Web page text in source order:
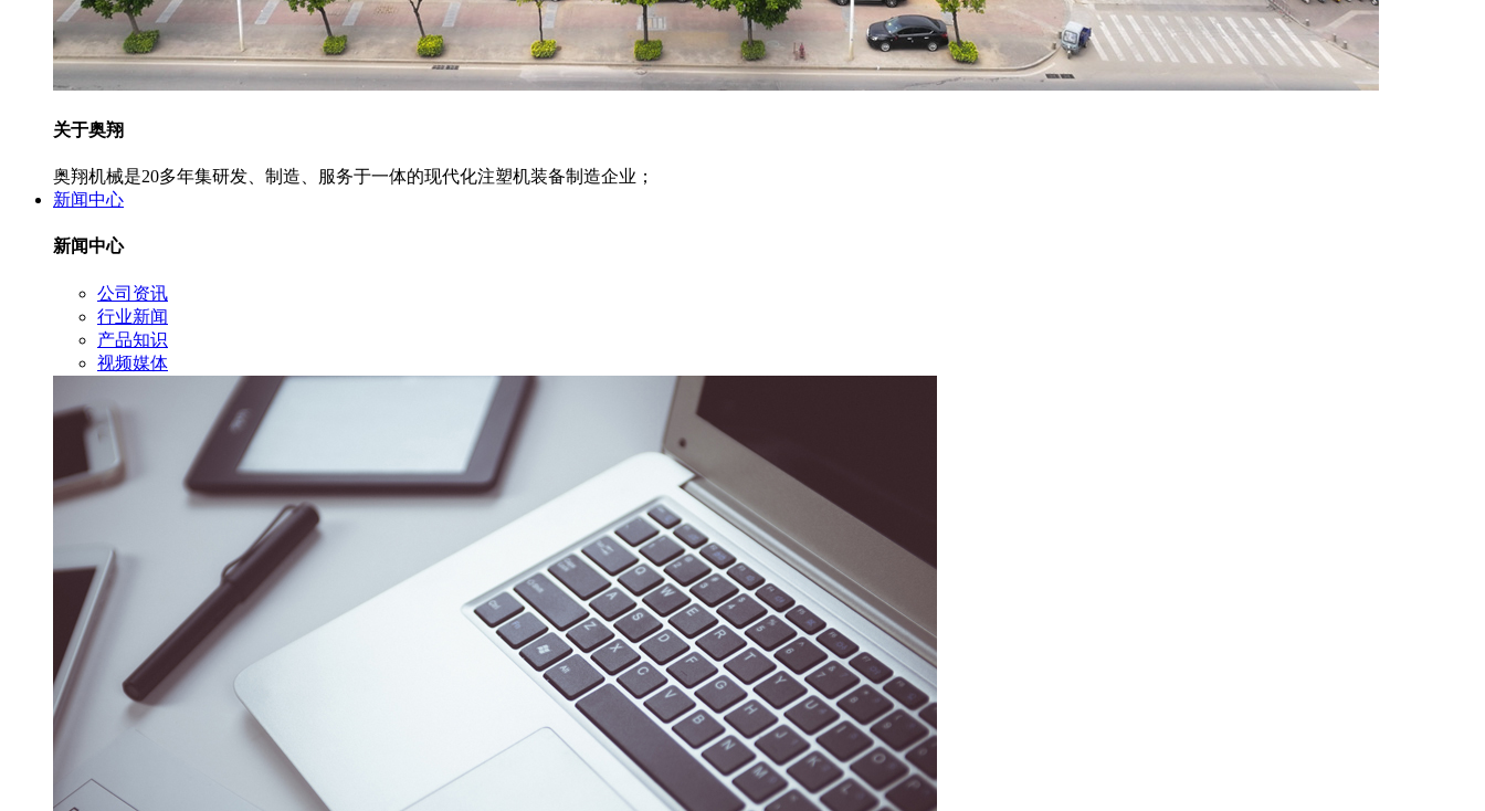
关于奥翔
奥翔机械是20多年集研发、制造、服务于一体的现代化注塑机装备制造企业；
新闻中心
新闻中心
公司资讯
行业新闻
产品知识
视频媒体